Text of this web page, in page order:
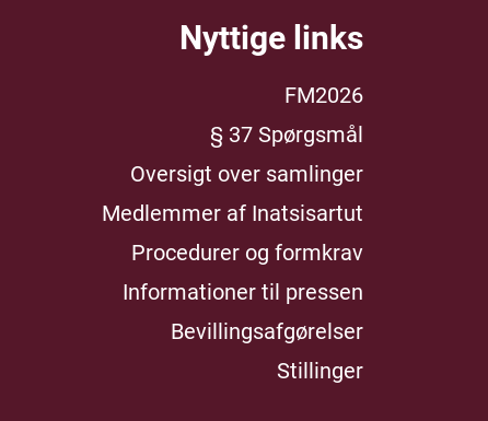
Nyttige links
FM2026
§ 37 Spørgsmål
Oversigt over samlinger
Medlemmer af Inatsisartut
Procedurer og formkrav
Informationer til pressen
Bevillingsafgørelser
Stillinger